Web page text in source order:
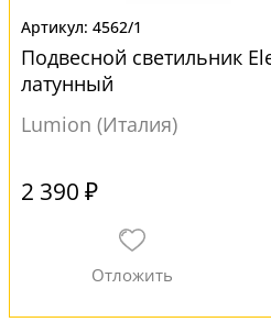
4562/1
Подвесной светильник
латунный
Lumion (Италия)
2 390 ₽